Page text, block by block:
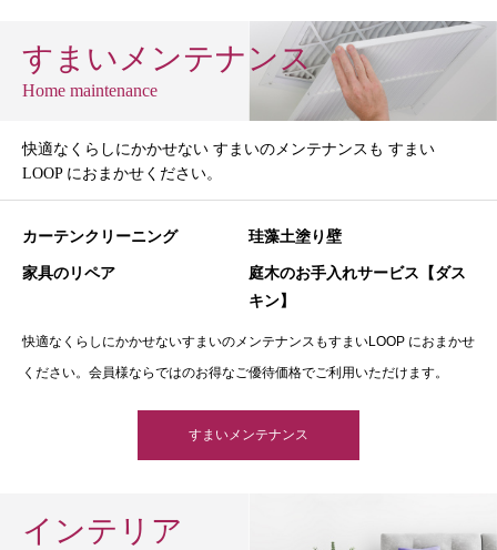
すまいメンテナンス
Home maintenance
快適なくらしにかかせない すまいのメンテナンスも すまい
LOOP におまかせください。
カーテンクリーニング 珪藻土塗り壁
家具のリペア
庭木のお手入れサービス【ダス
キン】
快適なくらしにかかせないすまいのメンテナンスもすまいLOOP におまかせ
ください。会員様ならではのお得なご優待価格でご利用いただけます。
すまいメンテナンス
インテリア